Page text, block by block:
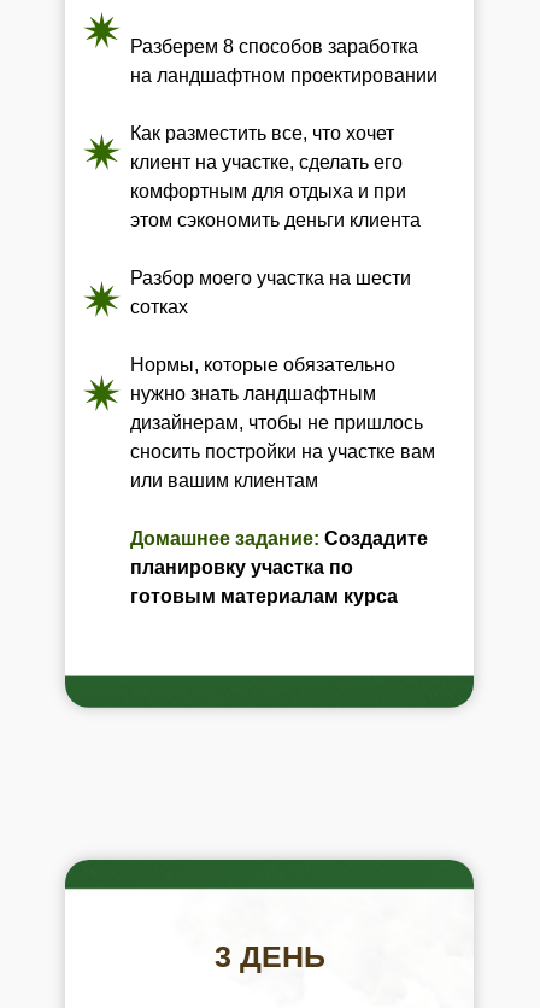
Разберем 8 способов заработка
на ландшафтном проектировании
Как разместить все, что хочет
клиент на участке, сделать его
комфортным для отдыха и при
этом сэкономить деньги клиента
Разбор моего участка на шести
сотках
Нормы, которые обязательно
нужно знать ландшафтным
дизайнерам, чтобы не пришлось
сносить постройки на участке вам
или вашим клиентам
Домашнее задание: Создадите
планировку участка по
готовым материалам курса
3 ДЕНЬ